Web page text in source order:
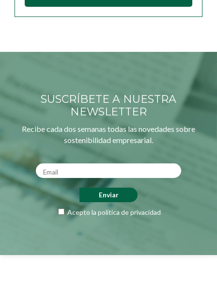
SUSCRÍBETE A NUESTRA
NEWSLETTER
Recibe cada dos semanas todas las novedades sobre
sostenibilidad empresarial.
Acepto la política de privacidad